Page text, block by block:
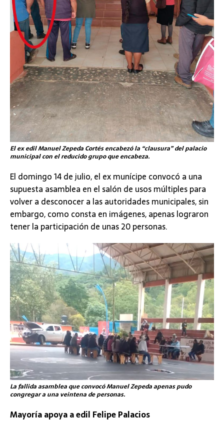
El ex edil Manuel Zepeda Cortés encabezó la “clausura” del palacio
municipal con el reducido grupo que encabeza.
El domingo 14 de julio, el ex munícipe convocó a una
supuesta asamblea en el salón de usos múltiples para
volver a desconocer a las autoridades municipales, sin
embargo, como consta en imágenes, apenas lograron
tener la participación de unas 20 personas.
La fallida asamblea que convocó Manuel Zepeda apenas pudo
congregar a una veintena de personas.
Mayoría apoya a edil Felipe Palacios